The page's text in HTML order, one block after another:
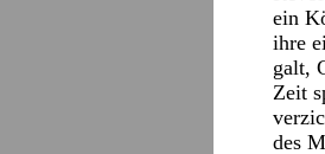
ein
ihre
galt,
Zeit
des